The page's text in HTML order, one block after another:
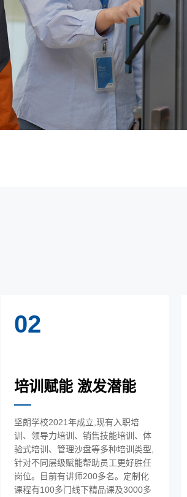
02
培训赋能 激发潜能
坚朗学校2021年成立,现有入职培
训、领导力培训、销售技能培训、体
验式培训、管理沙盘等多种培训类型,
针对不同层级赋能帮助员工更好胜任
岗位。目前有讲师200多名。定制化
课程有100多门线下精品课及3000多